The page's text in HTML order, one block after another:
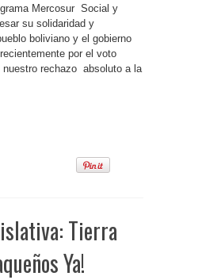
Mercosur Social y
su solidaridad y
boliviano y el gobierno
por el voto
rechazo absoluto a la
Tierra
Ya!